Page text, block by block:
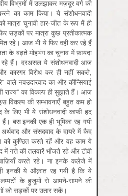
विभ्रमों में उलझाकर मज़दूर वर्ग की
का काम किया। ये संशोधनवादी
को मात्रा चुनावी हार-जीत के रूप में ही
सड़कों पर मात्रा कुछ प्रतीकात्मक
रहे। आज भी ये फिर वही कर रहे हैं
के बढ़ते मोहभंग का चुनाव में फ़ायदा
रहे हैं। दरअसल ये संशोधनवादी आज
कारगर विरोध कर ही नहीं सकते,
वाले नवउदारवाद का और कीन्सियाई
राज्य” का विकल्प ही सुझाते हैं। आज
विकल्प की सम्भावनाएँ बहुत कम हो
के लिए भी ये संशोधनवादी काफी हद
बस इनकी एक ही भूमिका रह गयी
और संसदवाद के दायरे में कैद
को कुण्ठित करते रहें और वह काम ये
गत्ते की तलवारें भाँजते रहे और टीवी
करते रहे। ना इनके कलेजे में
इनकी ये औक़ात रह गयी है कि ये
लम्पटों के हुजूमों से आमने-सामने की
को सड़कों पर उतार सकें।